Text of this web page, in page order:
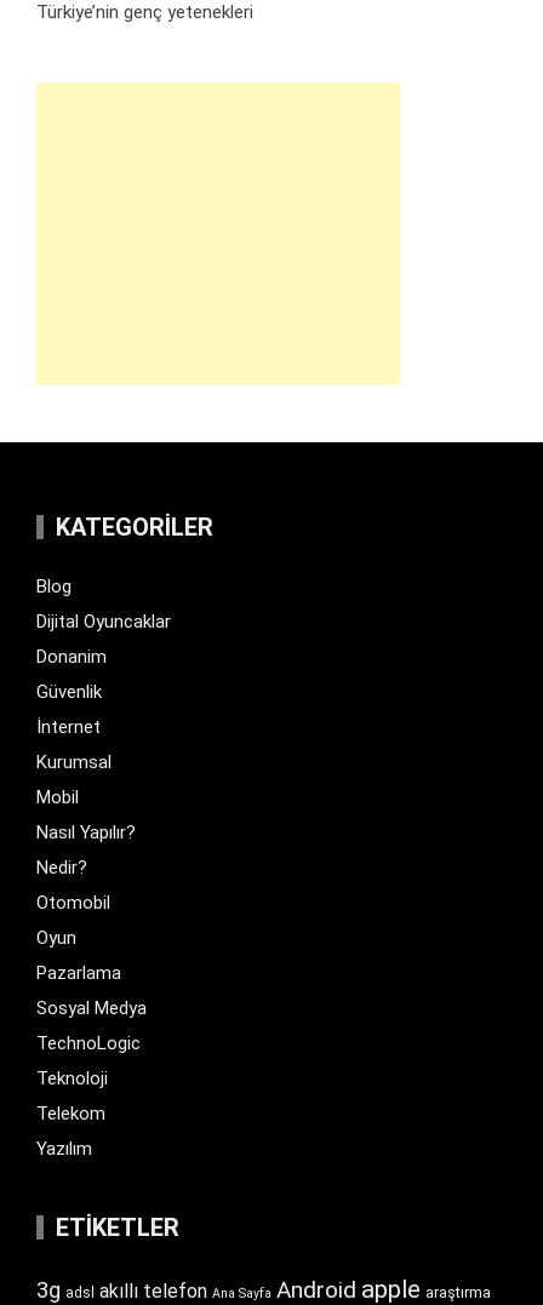
Türkiye’nin genç yetenekleri
KATEGORILER
Blog
Dijital Oyuncaklar
Donanim
Güvenlik
İnternet
Kurumsal
Mobil
Nasıl Yapılır?
Nedir?
Otomobil
Oyun
Pazarlama
Sosyal Medya
TechnoLogic
Teknoloji
Telekom
Yazılım
ETIKETLER
3g adsl akıllı telefon Ana Sayfa Android apple araştırma